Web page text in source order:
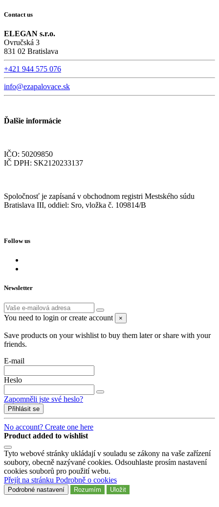
Contact us
ELEGAN s.r.o.
Ovručská 3
831 02 Bratislava
+421 944 575 076
info@ezapalovace.sk
Ďalšie informácie
IČO: 50209850
IČ DPH: SK2120233137
Spoločnosť je zapísaná v obchodnom registri Mestského súdu
Bratislava III, oddiel: Sro, vložka č. 109814/B
Follow us
Newsletter
You need to login or create account ×
Save products on your wishlist to buy them later or share with your
friends.
E-mail
Heslo
Zapomněli jste své heslo?
Přihlásit se
No account? Create one here
Product added to wishlist
Tyto webové stránky ukládají v souladu se zákony na vaše zařízení
soubory, obecně nazývané cookies. Odsouhlaste prosím nastavení
cookies souborů pro použití webu.
Přejít na stránku Podrobně o cookies
Podrobné nastavení Rozumím Uložit